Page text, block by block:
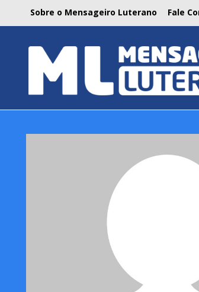
Sobre o Mensageiro Luterano Fale